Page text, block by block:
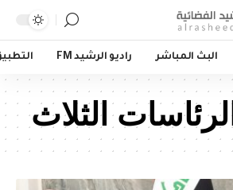
البث المباشر راديو الرشيد FM
الرئاسات الثلاث